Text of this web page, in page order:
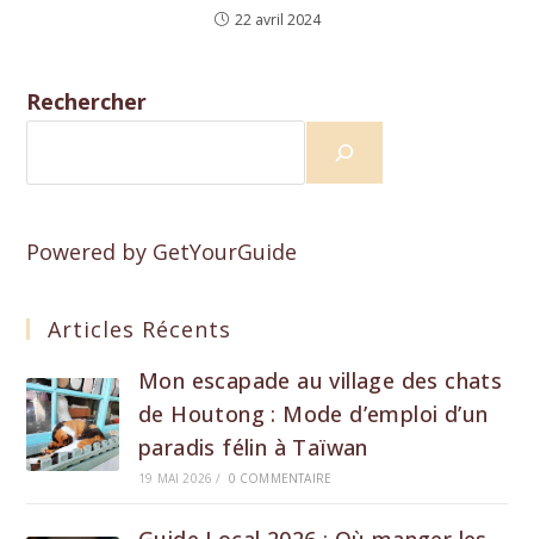
22 avril 2024
Rechercher
Powered by GetYourGuide
Articles Récents
Mon escapade au village des chats
de Houtong : Mode d’emploi d’un
paradis félin à Taïwan
19 MAI 2026 / 0 COMMENTAIRE